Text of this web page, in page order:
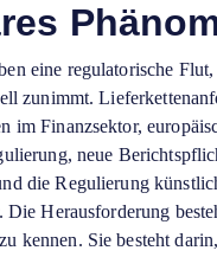
eine regulatorische
zunimmt.
im Finanzsektor,
neue
die Regulierung
Die Herausforderung
kennen. Sie besteht